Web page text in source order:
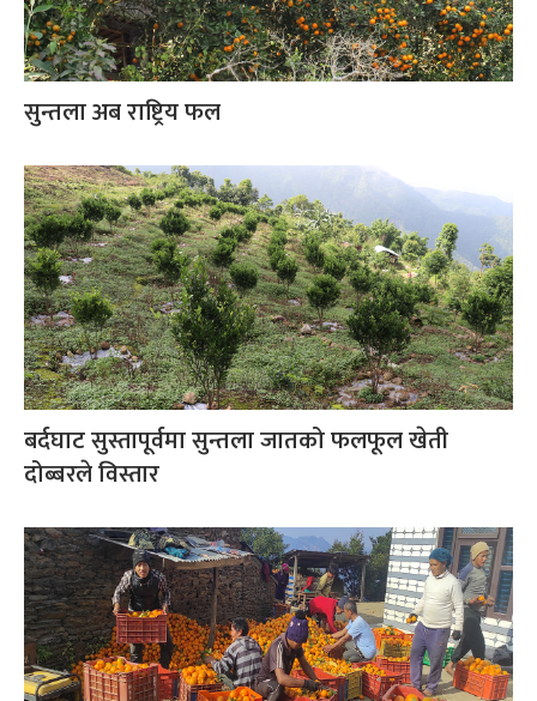
सुन्तला अब राष्ट्रिय फल
बर्दघाट सुस्तापूर्वमा सुन्तला जातको फलफूल खेती
दोब्बरले विस्तार